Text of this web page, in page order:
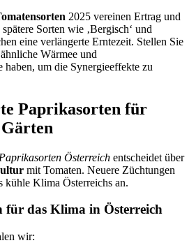
2025 vereinen Ertrag und
Sorten wie ‚Bergisch‘ und
eine verlängerte Erntezeit. Stellen Sie
Wärmee und
haben, um die Synergieeffekte zu
Paprikasorten für
Paprikasorten Österreich entscheidet über
mit Tomaten. Neuere Züchtungen
kühle Klima Österreichs an.
für das Klima in Österreich
wir: